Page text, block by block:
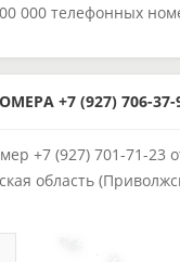
000 телефонных
+7 (927) 706-37-
+7 (927) 701-71-23
область